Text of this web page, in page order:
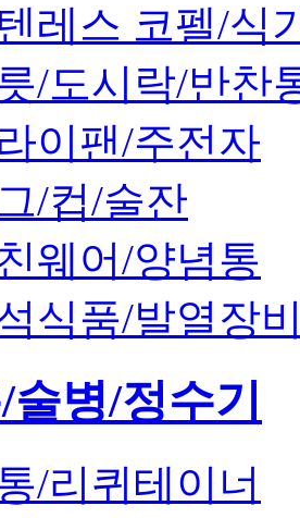
레스 코펠/식
/도시락/반찬
이팬/주전자
/컵/술잔
웨어/양념통
식품/발열장
병/정수기
/리퀴테이너